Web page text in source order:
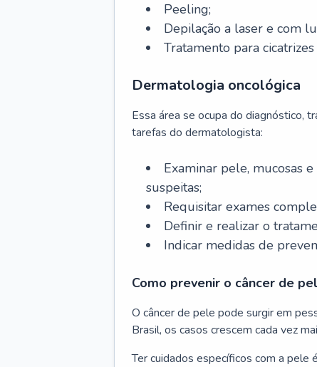
Peeling;
Depilação a laser e com
Tratamento para cicatrizes
Dermatologia oncológica
Essa área se ocupa do diagnóstico,
tarefas do dermatologista:
Examinar pele, mucosas
suspeitas;
Requisitar exames
Definir e realizar o
Indicar medidas de
Como prevenir o câncer de
O câncer de pele pode surgir em
Brasil, os casos crescem cada vez
Ter cuidados específicos com a pele